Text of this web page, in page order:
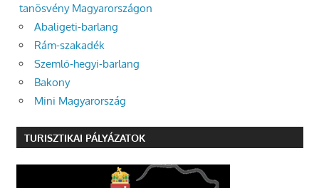
tanösvény Magyarországon
Abaligeti-barlang
Rám-szakadék
Szemlő-hegyi-barlang
Bakony
Mini Magyarország
TURISZTIKAI PÁLYÁZATOK